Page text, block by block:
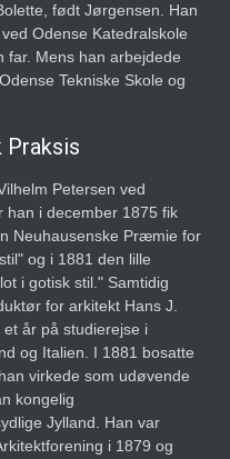
født Jørgensen. Han
Odense Katedralskole
Mens han arbejdede
Tekniske Skole og
Praksis
Petersen ved
han i december 1875 fik
Neuhausenske Præmie for
og i 1881 den lille
i gotisk stil." Samtidig
for arkitekt Hans J.
år på studierejse i
og Italien. I 1881 bosatte
virkede som udøvende
kongelig
Jylland. Han var
i 1879 og